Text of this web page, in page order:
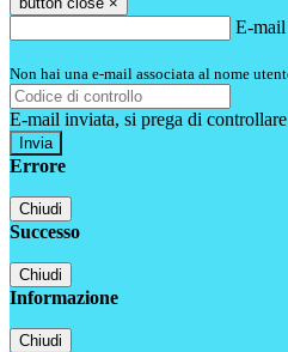
E-mail
Non hai una e-mail associata al nome
E-mail inviata, si prega di
Errore
Chiudi
Successo
Chiudi
Informazione
Chiudi